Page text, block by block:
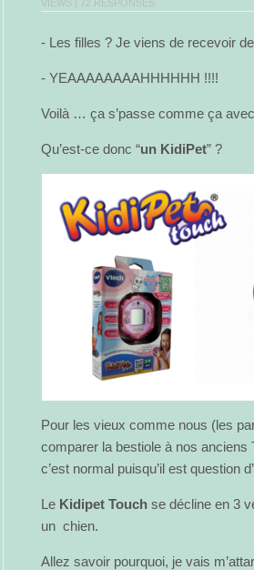
VIEWS | 72 RESPONSES
- Les filles ? Je viens de recevoir
- YEAAAAAAAAHHHHHH !!!!
Voilà … ça s’passe comme ça
Qu’est-ce donc “un KidiPet” ?
Pour les vieux comme nous (les
comparer la bestiole à nos
c’est normal puisqu’il est question
Le Kidipet Touch se décline en 3
un chien.
Allez savoir pourquoi, je vais